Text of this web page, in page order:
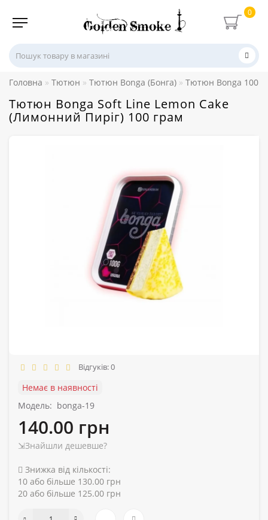
0
Головна Тютюн Тютюн Bonga (Бонга) Тютюн Bonga 100
Тютюн Bonga Soft Line Lemon Cake
(Лимонний Пиріг) 100 грам
Відгуків: 0
Немає в наявності
Модель: bonga-19
140.00 грн
⇲Знайшли дешевше?
Знижка від кількості:
10 або більше 130.00 грн
20 або більше 125.00 грн